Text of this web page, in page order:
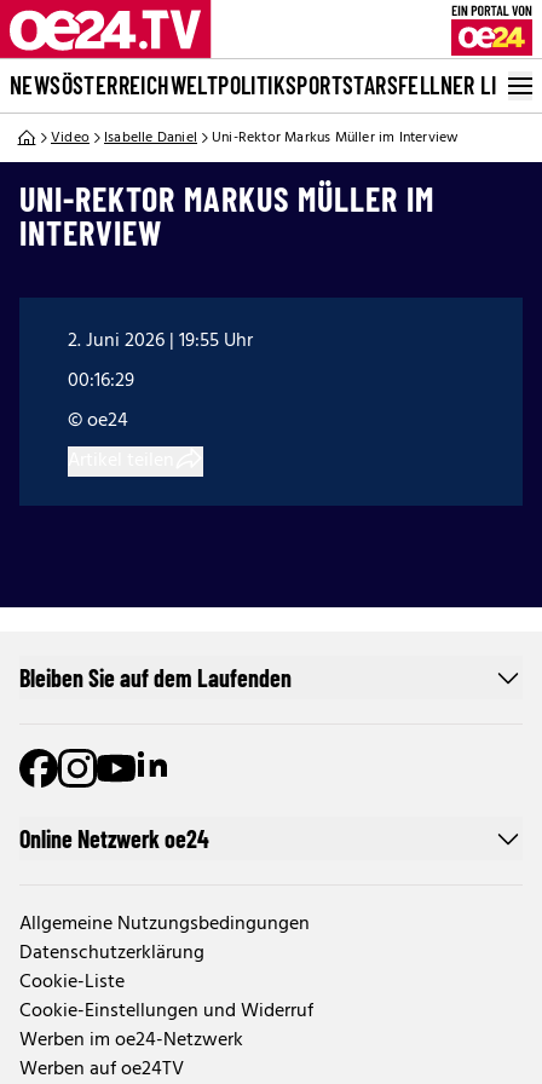
NEWSÖSTERREICHWELTPOLITIKSPORTSTARSFELLNER LIVE
Video Isabelle Daniel Uni-Rektor Markus Müller im Interview
UNI-REKTOR MARKUS MÜLLER IM
INTERVIEW
2. Juni 2026 | 19:55 Uhr
00:16:29
© oe24
Online Netzwerk oe24
Allgemeine Nutzungsbedingungen
Datenschutzerklärung
Cookie-Liste
Cookie-Einstellungen und Widerruf
Werben im oe24-Netzwerk
Werben auf oe24TV
Bleiben Sie auf dem Laufenden